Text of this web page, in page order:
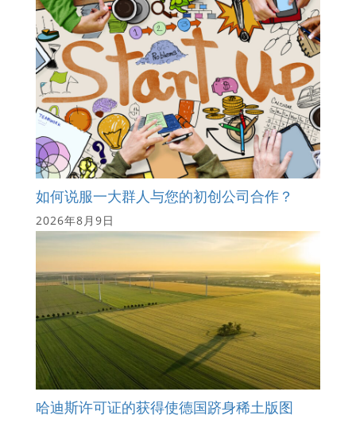
如何说服一大群人与您的初创公司合作？
2026年8月9日
哈迪斯许可证的获得使德国跻身稀土版图